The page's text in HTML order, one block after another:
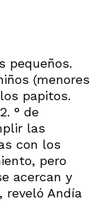
pequeños.
(menores
papitos.
° de
las
con los
pero
acercan y
reveló Andía